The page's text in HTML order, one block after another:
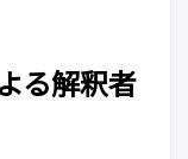
る解釈者